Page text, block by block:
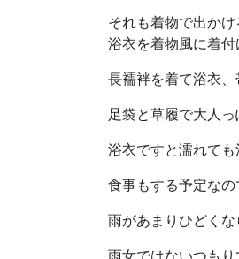
それも着物で出か
浴衣を着物風に着付
長襦袢を着て浴衣、
足袋と草履で大人っ
浴衣ですと濡れても
食事もする予定なの
雨があまりひどくな